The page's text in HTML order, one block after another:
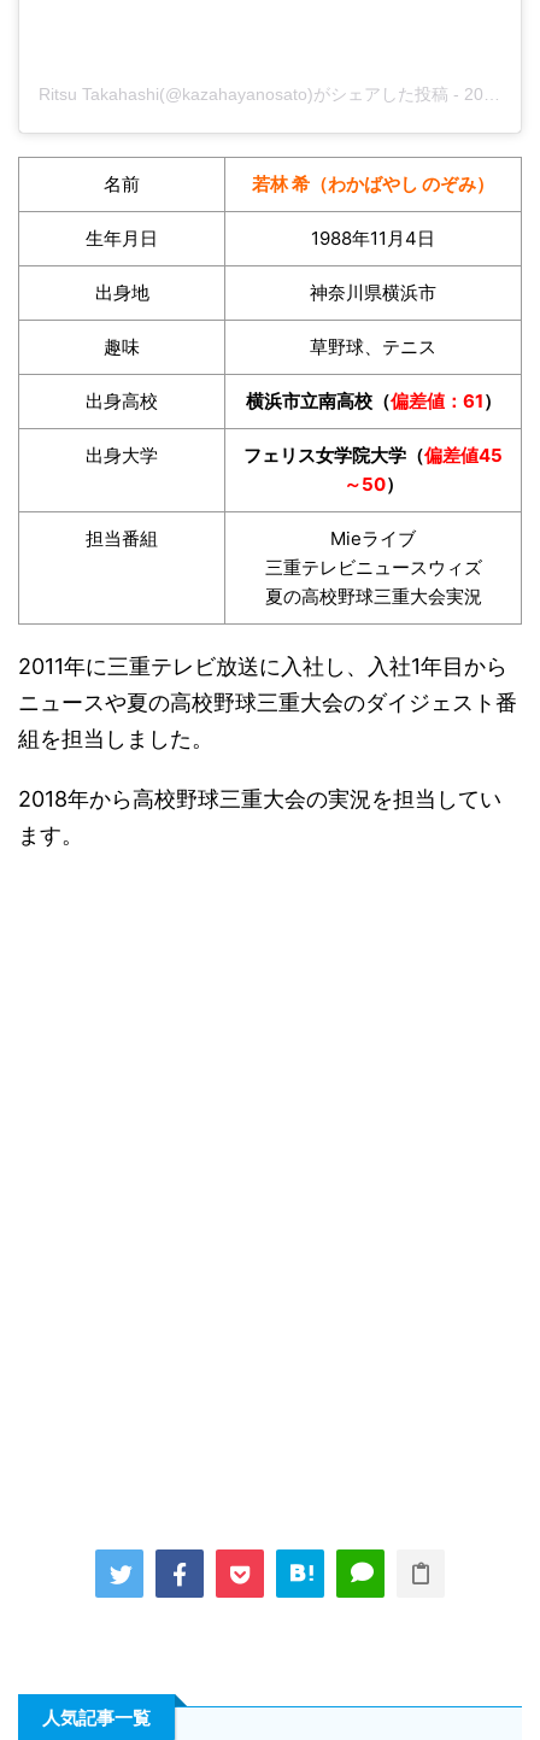
Ritsu Takahashi(@kazahayanosato)がシェアした投稿 - 2018年 5月月28日午後2時14分PDT
名前 若林 希（わかばやし のぞみ）
生年月日 1988年11月4日
出身地 神奈川県横浜市
趣味 草野球、テニス
出身高校 横浜市立南高校（偏差値：61）
出身大学 フェリス女学院大学（偏差値45
～50）
担当番組
Mieライブ
三重テレビニュースウィズ
夏の高校野球三重大会実況
2011年に三重テレビ放送に入社し、入社1年目から
ニュースや夏の高校野球三重大会のダイジェスト番
組を担当しました。
2018年から高校野球三重大会の実況を担当してい
ます。
人気記事一覧